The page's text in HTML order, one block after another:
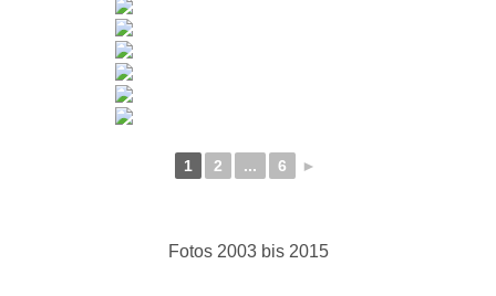
1 2 ... 6 ►
Fotos 2003 bis 2015